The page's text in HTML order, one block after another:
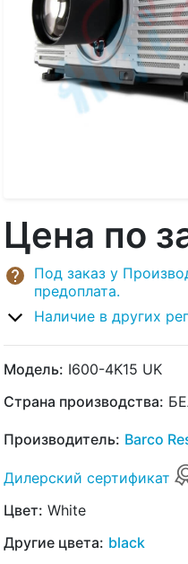
Цена по
Под заказ у
предоплата.
Наличие в других
Модель: I600-4K15 UK
Страна производства:
Производитель: Barco
Дилерский сертификат
Цвет: White
Другие цвета: black